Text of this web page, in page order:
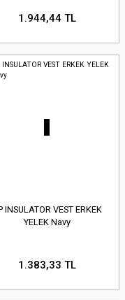
1.944,44 TL
INSULATOR VEST ERKEK
YELEK Navy
1.383,33 TL